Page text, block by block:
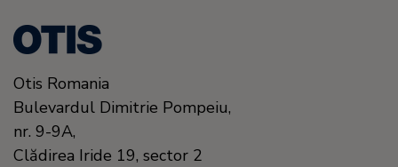
Otis Romania
Bulevardul Dimitrie Pompeiu,
nr. 9-9A,
Clădirea Iride 19, sector 2